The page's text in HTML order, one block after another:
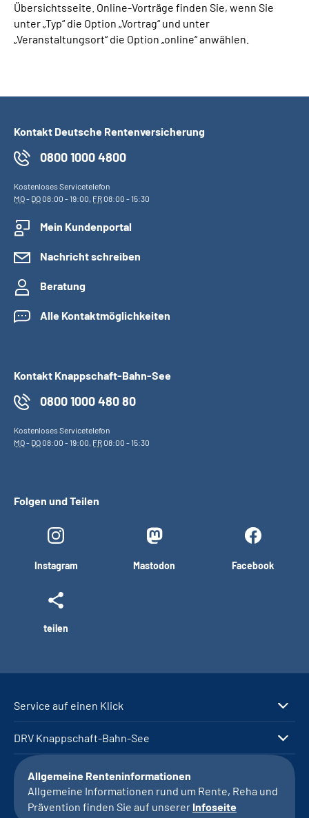
Übersichtsseite. Online-Vorträge finden Sie, wenn Sie
unter „Typ“ die Option „Vortrag“ und unter
„Veranstaltungsort“ die Option „online“ anwählen.
Kontakt Deutsche Rentenversicherung
0800 1000 4800
Kostenloses Servicetelefon
MO- DO08:00 - 19:00, FR08:00 - 15:30
Mein Kundenportal
Nachricht schreiben
Beratung
Alle Kontaktmöglichkeiten
Kontakt Knappschaft-Bahn-See
0800 1000 480 80
Kostenloses Servicetelefon
MO- DO08:00 - 19:00, FR08:00 - 15:30
Folgen und Teilen
Instagram Mastodon Facebook
teilen
Service auf einen Klick
DRV Knappschaft-Bahn-See
Allgemeine Renteninformationen
Allgemeine Informationen rund um Rente, Reha und
Prävention finden Sie auf unserer Infoseite